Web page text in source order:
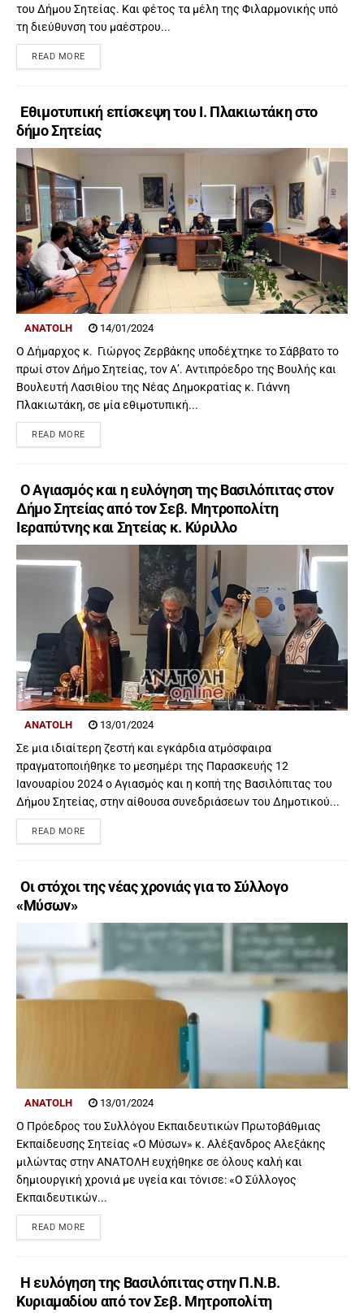
του Δήμου Σητείας. Και φέτος τα μέλη της Φιλαρμονικής υπό
τη διεύθυνση του μαέστρου...
READ MORE
Εθιμοτυπική επίσκεψη του Ι. Πλακιωτάκη στο
δήμο Σητείας
ANATOLH 14/01/2024
Ο Δήμαρχος κ. Γιώργος Ζερβάκης υποδέχτηκε το Σάββατο το
πρωί στον Δήμο Σητείας, τον Α’. Αντιπρόεδρο της Βουλής και
Βουλευτή Λασιθίου της Νέας Δημοκρατίας κ. Γιάννη
Πλακιωτάκη, σε μία εθιμοτυπική...
READ MORE
Ο Αγιασμός και η ευλόγηση της Βασιλόπιτας στον
Δήμο Σητείας από τον Σεβ. Μητροπολίτη
Ιεραπύτνης και Σητείας κ. Kύριλλο
ANATOLH 13/01/2024
Σε μια ιδιαίτερη ζεστή και εγκάρδια ατμόσφαιρα
πραγματοποιήθηκε το μεσημέρι της Παρασκευής 12
Ιανουαρίου 2024 ο Αγιασμός και η κοπή της Βασιλόπιτας του
Δήμου Σητείας, στην αίθουσα συνεδριάσεων του Δημοτικού...
READ MORE
Οι στόχοι της νέας χρονιάς για το Σύλλογο
«Μύσων»
ANATOLH 13/01/2024
Ο Πρόεδρος του Συλλόγου Εκπαιδευτικών Πρωτοβάθμιας
Εκπαίδευσης Σητείας «Ο Μύσων» κ. Αλέξανδρος Αλεξάκης
μιλώντας στην ΑΝΑΤΟΛΗ ευχήθηκε σε όλους καλή και
δημιουργική χρονιά με υγεία και τόνισε: «Ο Σύλλογος
Εκπαιδευτικών...
READ MORE
Η ευλόγηση της Βασιλόπιτας στην Π.Ν.Β.
Κυριαμαδίου από τον Σεβ. Μητροπολίτη